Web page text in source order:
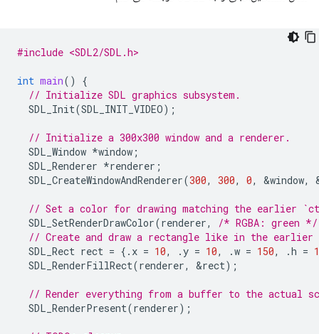
#include <SDL2/SDL.h>
int main()
{
// Initialize SDL graphics subsystem.
SDL_Init(SDL_INIT_VIDEO);
// Initialize a 300x300 window and a renderer.
SDL_Window *window ;
SDL_Renderer *renderer ;
SDL_CreateWindowAndRenderer(300, 300, 0, &window,
// Set a color for drawing matching the earlier
SDL_SetRenderDrawColor(renderer,
/* RGBA: green */
// Create and draw a rectangle like in the
SDL_Rect rect = {. x = 10, .y = 10, .w = 150, .h =
SDL_RenderFillRect(renderer, &rect);
// Render everything from a buffer to the actual
SDL_RenderPresent(renderer);